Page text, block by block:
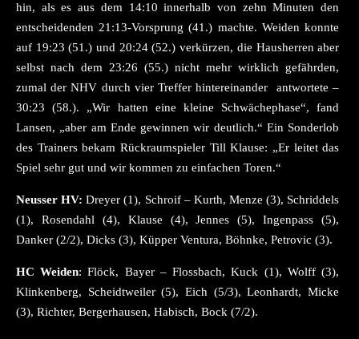
hin, als es aus dem 14:10 innerhalb von zehn Minuten den
entscheidenden 21:13-Vorsprung (41.) machte. Weiden konnte
auf 19:23 (51.) und 20:24 (52.) verkürzen, die Hausherren aber
selbst nach dem 23:26 (55.) nicht mehr wirklich gefährden,
zumal der NHV durch vier Treffer hintereinander antwortete –
30:23 (58.). „Wir hatten eine kleine Schwächephase“, fand
Lansen, „aber am Ende gewinnen wir deutlich.“ Ein Sonderlob
des Trainers bekam Rückraumspieler Till Klause: „Er leitet das
Spiel sehr gut und wir kommen zu einfachen Toren.“
Neusser HV:Dreyer (1), Schroif – Kurth, Menze (3), Schriddels
(1), Rosendahl (4), Klause (4), Jennes (5), Ingenpass (5),
Danker (2/2), Dicks (3), Küpper Ventura, Böhnke, Petrovic (3).
HC Weiden: Flöck, Bayer – Flossbach, Kuck (1), Wolff (3),
Klinkenberg, Scheidtweiler (5), Eich (5/3), Leonhardt, Micke
(3), Richter, Bergerhausen, Habisch, Bock (7/2).